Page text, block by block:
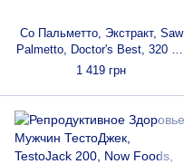
Со Пальметто, Экстракт, Saw
Palmetto, Doctor's Best, 320 мг,
60 капсул
1 419 грн